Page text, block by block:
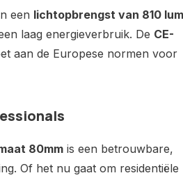
een lichtopbrengst van 810
laag energieverbruik. De CE-
aan de Europese normen voor
80mm is een betrouwbare,
Of het nu gaat om residentiële